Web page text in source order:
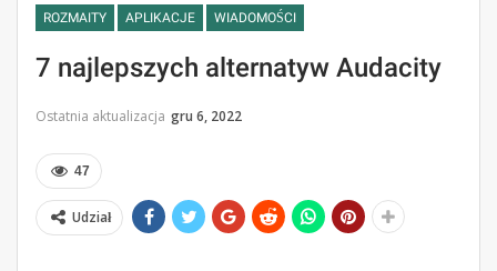
ROZMAITY APLIKACJE WIADOMOŚCI
7 najlepszych alternatyw Audacity
Ostatnia aktualizacja gru 6, 2022
47
Udział